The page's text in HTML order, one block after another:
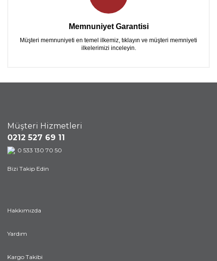
Memnuniyet Garantisi
Müşteri memnuniyeti en temel ilkemiz, tıklayın ve müşteri memniyeti
ilkelerimizi inceleyin.
Müşteri Hizmetleri
0212 527 69 11
0 533 130 70 50
Bizi Takip Edin
Hakkımızda
Yardım
Kargo Takibi